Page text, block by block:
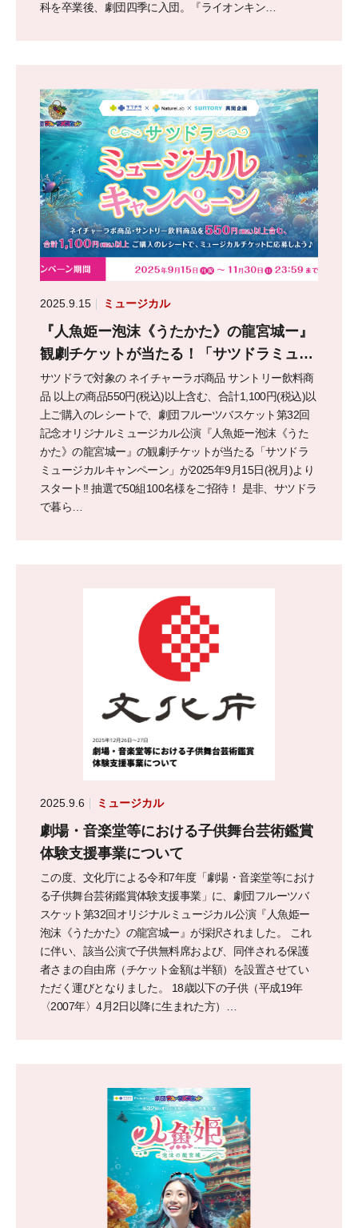
科を卒業後、劇団四季に入団。『ライオンキン…
2025.9.15 ミュージカル
『人魚姫ー泡沫《うたかた》の龍宮城ー』
観劇チケットが当たる！「サツドラミュー
ジカルキャンペーン」スタート!!
サツドラで対象の ネイチャーラボ商品 サントリー飲料商
品 以上の商品550円(税込)以上含む、合計1,100円(税込)以
上ご購入のレシートで、劇団フルーツバスケット第32回
記念オリジナルミュージカル公演『人魚姫ー泡沫《うた
かた》の龍宮城ー』の観劇チケットが当たる「サツドラ
ミュージカルキャンペーン」が2025年9月15日(祝月)より
スタート!! 抽選で50組100名様をご招待！ 是非、サツドラ
で暮ら…
2025.9.6 ミュージカル
劇場・音楽堂等における子供舞台芸術鑑賞
体験支援事業について
この度、文化庁による令和7年度「劇場・音楽堂等におけ
る子供舞台芸術鑑賞体験支援事業」に、劇団フルーツバ
スケット第32回オリジナルミュージカル公演『人魚姫ー
泡沫《うたかた》の龍宮城ー』が採択されました。 これ
に伴い、該当公演で子供無料席および、同伴される保護
者さまの自由席（チケット金額は半額）を設置させてい
ただく運びとなりました。 18歳以下の子供（平成19年
〈2007年〉4月2日以降に生まれた方）…